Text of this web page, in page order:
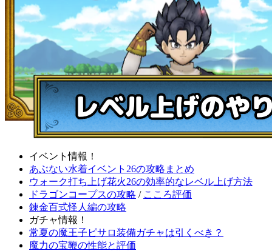
イベント情報！
あぶない水着イベント26の攻略まとめ
ウォーク打ち上げ花火26の効率的なレベル上げ方法
ドラゴンコープスの攻略 / こころ評価
錬金百式怪人編の攻略
ガチャ情報！
常夏の魔王子ピサロ装備ガチャは引くべき？
魔力の宝鞭の性能と評価